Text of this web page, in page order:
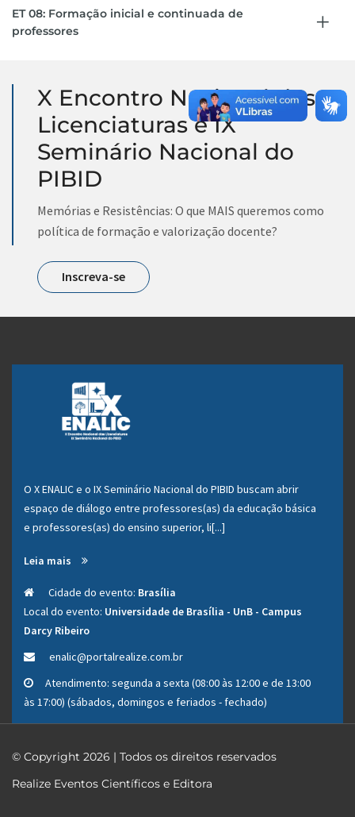
ET 08: Formação inicial e continuada de
professores
X Encontro Nacional das
Licenciaturas e IX
Seminário Nacional do
PIBID
Memórias e Resistências: O que MAIS queremos como
política de formação e valorização docente?
Inscreva-se
O X ENALIC e o IX Seminário Nacional do PIBID buscam abrir
espaço de diálogo entre professores(as) da educação básica
e professores(as) do ensino superior, li[...]
Leia mais
Cidade do evento: Brasília
Local do evento: Universidade de Brasília - UnB - Campus
Darcy Ribeiro
enalic@portalrealize.com.br
Atendimento: segunda a sexta (08:00 às 12:00 e de 13:00
às 17:00) (sábados, domingos e feriados - fechado)
© Copyright 2026 | Todos os direitos reservados
Realize Eventos Científicos e Editora
Este site usa cookies para lembrar os usuários e entender
Para mais informações visite aPolítica de Cookiese aPolítica de
Privacidade.